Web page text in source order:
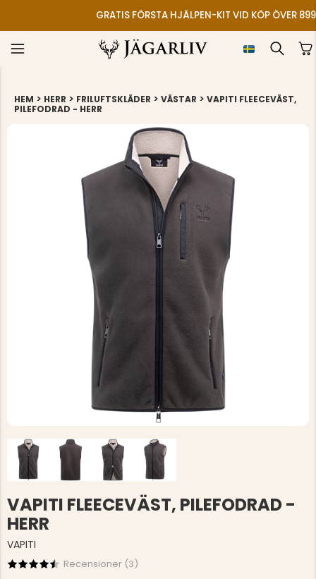
GRATIS FÖRSTA HJÄLPEN-KIT VID KÖP ÖVER
HEM > HERR > FRILUFTSKLÄDER > VÄSTAR > VAPITI FLEECEVÄST,
PILEFODRAD - HERR
VAPITI FLEECEVÄST, PILEFODRAD -
HERR
VAPITI
Recensioner (3)